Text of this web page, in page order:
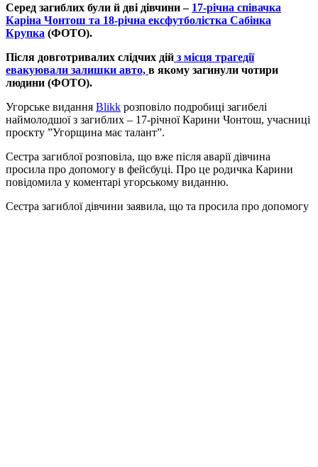
Серед загиблих були й дві дівчини – 17-річна співачка
Каріна Чонтош та 18-річна ексфутболістка Сабінка
Крупка (ФОТО).
Після довготривалих слідчих дій з місця трагедії
евакуювали залишки авто, в якому загинули чотири
людини (ФОТО).
Угорське видання Blikk розповіло подробиці загибелі
наймолодшої з загиблих – 17-річної Карини Чонтош, учасниці
проєкту ”Угорщина має талант”.
Сестра загиблої розповіла, що вже після аварії дівчина
просила про допомогу в фейсбуці. Про це родичка Карини
повідомила у коментарі угорському виданню.
Сестра загиблої дівчини заявила, що та просила про допомогу